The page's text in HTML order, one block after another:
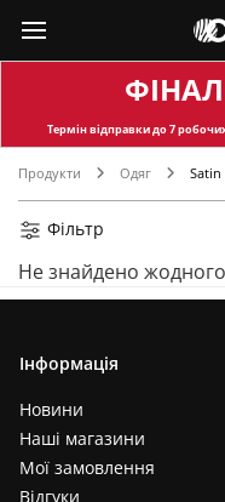
Термін відправкидо 7
Продукти Одяг
Фільтр
Не знайдено
Інформація
Новини
Наші магазини
Мої замовлення
Відгуки